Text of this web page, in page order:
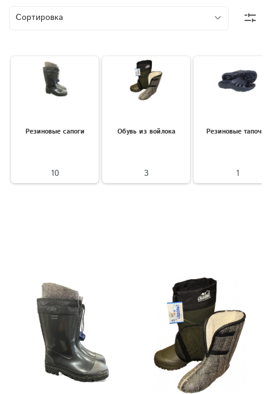
Резиновые сапоги
10
Обувь из войлока
3
Резиновые тапочки
1